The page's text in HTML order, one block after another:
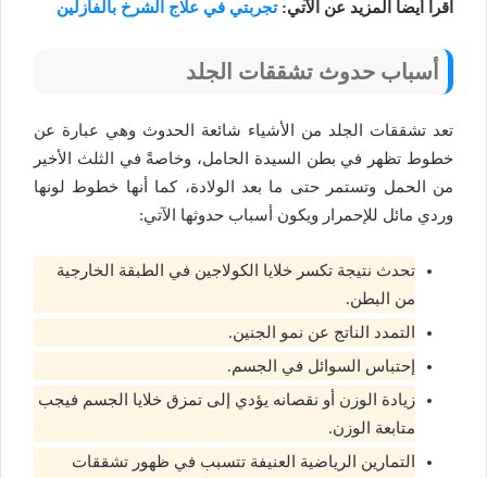
اقرأ أيضاً المزيد عن الآتي:تجربتي في علاج الشرخ بالفازلين
أسباب حدوث تشققات الجلد
تعد تشققات الجلد من الأشياء شائعة الحدوث وهي عبارة عن
خطوط تظهر في بطن السيدة الحامل، وخاصةً في الثلث الأخير
من الحمل وتستمر حتى ما بعد الولادة، كما أنها خطوط لونها
وردي مائل للإحمرار ويكون أسباب حدوثها الآتي:
تحدث نتيجة تكسر خلايا الكولاجين في الطبقة الخارجية
من البطن.
التمدد الناتج عن نمو الجنين.
إحتباس السوائل في الجسم.
زيادة الوزن أو نقصانه يؤدي إلى تمزق خلايا الجسم فيجب
متابعة الوزن.
التمارين الرياضية العنيفة تتسبب في ظهور تشققات